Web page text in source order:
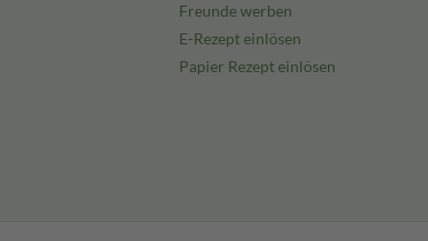
Freunde werben
E-Rezept einlösen
Papier Rezept einlösen